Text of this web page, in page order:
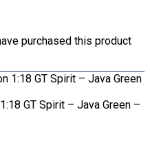
purchased this product
GT Spirit – Java Green –